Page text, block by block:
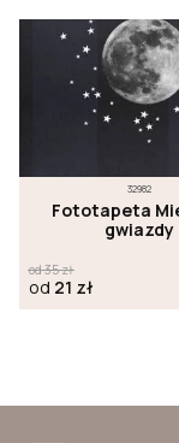
32982
Fototapeta
gwiazdy
od35zł
od 21 zł